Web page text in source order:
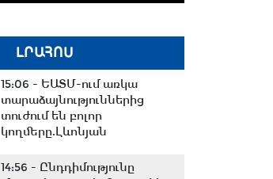
ԼՐԱՀՈՍ
15:06 - ԵԱՏՄ-ում առկա
տարաձայնություններից
տուժում են բոլոր
կողմերը.Լևոնյան
14:56 - Ընդդիմությունը